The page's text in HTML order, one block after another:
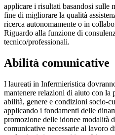
applicare i risultati basandosi
fine di migliorare la qualità
ricerca autonomamente o in
Riguardo alla funzione di
tecnico/professionali.
Abilità comunicative
I laureati in Infermieristica
mantenere relazioni di aiuto con la
abilità, genere e condizioni socio-
applicando i fondamenti delle
promozione delle idonee modalità
comunicative necessarie al lavoro